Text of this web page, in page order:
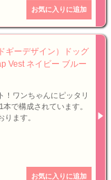
ギーデザイン）ドッグ
Vest ネイビー ブルー
！ワンちゃんにピッタリ
で構成されています。
ります。